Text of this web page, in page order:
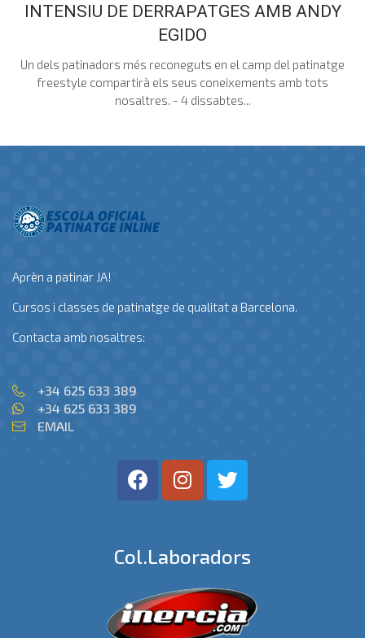
INTENSIU DE DERRAPATGES AMB ANDY
EGIDO
Un dels patinadors més reconeguts en el camp del patinatge
freestyle compartirà els seus coneixements amb tots
nosaltres. - 4 dissabtes...
Aprèn a patinar JA!
Cursos i classes de patinatge de qualitat a Barcelona.
Contacta amb nosaltres:
+34 625 633 389
+34 625 633 389
EMAIL
Col.laboradors